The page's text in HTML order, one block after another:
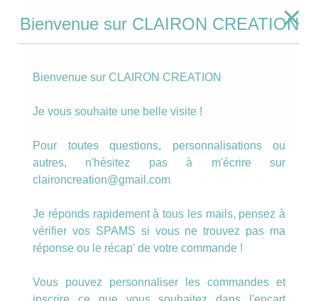
Boucles goutte motif Tropical coloré
8.00€
AJOUTER AU PANIER
Bienvenue sur CLAIRON CREATION
Bienvenue sur CLAIRON CREATION
Je vous souhaite une belle visite !
Pour toutes questions, personnalisations ou
autres, n'hésitez pas à m'écrire sur
claironcreation@gmail.com
Je réponds rapidement à tous les mails, pensez à
vérifier vos SPAMS si vous ne trouvez pas ma
réponse ou le récap' de votre commande !
Vous pouvez personnaliser les commandes et